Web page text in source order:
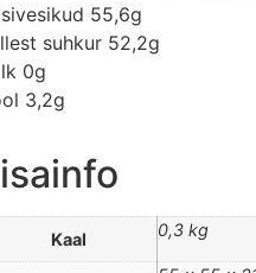
55,6g
suhkur 52,2g
0g
3,2g
Kaal 0,3 kg